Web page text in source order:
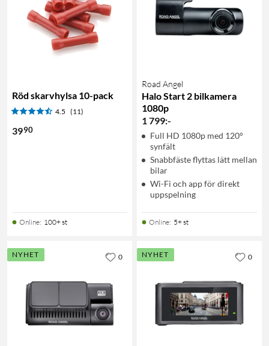
Röd skarvhylsa 10-pack
4.5 (11)
3990
Online: 100+ st
Road Angel
Halo Start 2 bilkamera
1080p
1 799:-
Full HD 1080p med 120°
synfält
Snabbfäste flyttas lätt mellan
bilar
Wi-Fi och app för direkt
uppspelning
Online: 5+ st
NYHET 0 NYHET 0